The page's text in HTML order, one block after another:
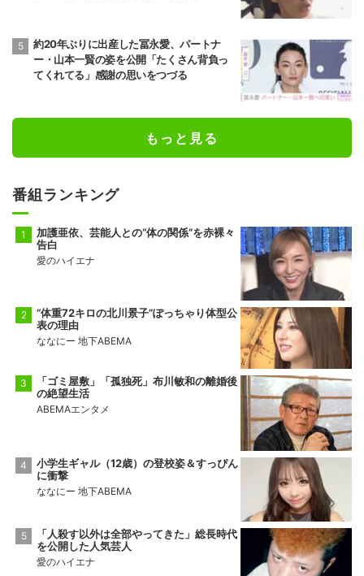
約20年ぶりに出産した冨永愛、パートナ
ー・山本一賢の姿を公開「たくさん背負っ
てくれてる」感謝の思いをつづる
もっと見る
番組ランキング
加護亜依、芸能人との“体の関係”を赤裸々
告白
愛のハイエナ
“体重72キロの北川景子”ぽっちゃり体型公
表の理由
ななにー 地下ABEMA
「ゴミ屋敷」「孤独死」布川敏和の離婚後
の絶望生活
ABEMAエンタメ
小学生ギャル（12歳）の登校姿＆すっぴん
に衝撃
ななにー 地下ABEMA
「人殺す以外は全部やってきた」総長時代
を公開した人気芸人
愛のハイエナ